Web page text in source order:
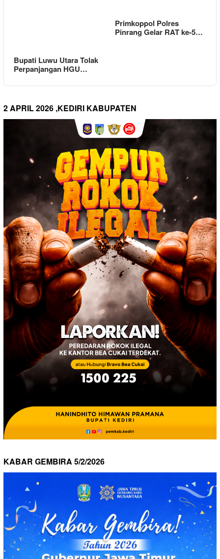
Bupati Luwu Utara Tolak
Perpanjangan HGU…
Primkoppol Polres
Pinrang Gelar RAT ke-5…
2 APRIL 2026 ,KEDIRI KABUPATEN
KABAR GEMBIRA 5/2/2026